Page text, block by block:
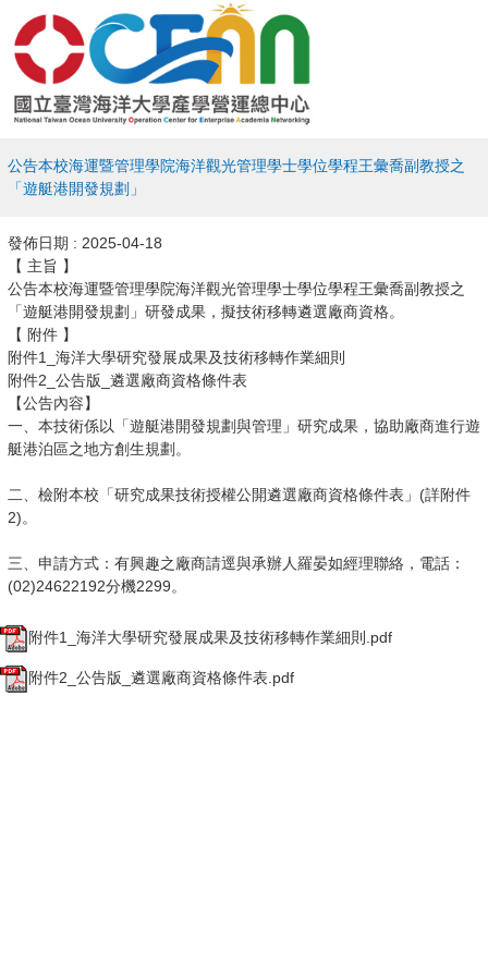
公告本校海運暨管理學院海洋觀光管理學士學位學程王彙喬副教授之
「遊艇港開發規劃」
發佈日期 : 2025-04-18
【 主旨 】
​公告本校海運暨管理學院海洋觀光管理學士學位學程王彙喬副教授之
「遊艇港開發規劃」研發成果，擬技術移轉遴選廠商資格。
【 附件 】
附件1_海洋大學研究發展成果及技術移轉作業細則
附件2_公告版_遴選廠商資格條件表
【公告內容】
一、本技術係以「遊艇港開發規劃與管理」研究成果，協助廠商進行遊
艇港泊區之地方創生規劃。
二、檢附本校「研究成果技術授權公開遴選廠商資格條件表」(詳附件
2)。
三、申請方式：有興趣之廠商請逕與承辦人羅晏如經理聯絡，電話：
(02)24622192分機2299。
附件1_海洋大學研究發展成果及技術移轉作業細則.pdf
附件2_公告版_遴選廠商資格條件表.pdf